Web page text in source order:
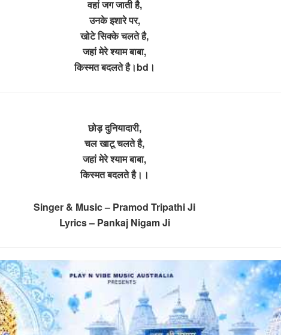
वहां जग जाती है,
उनके इशारे पर,
खोटे सिक्के चलते है,
जहां मेरे श्याम बाबा,
किस्मत बदलते है।bd।
छोड़ दुनियादारी,
चल खाटू चलते है,
जहां मेरे श्याम बाबा,
किस्मत बदलते है।।
Singer & Music – Pramod Tripathi Ji
Lyrics – Pankaj Nigam Ji